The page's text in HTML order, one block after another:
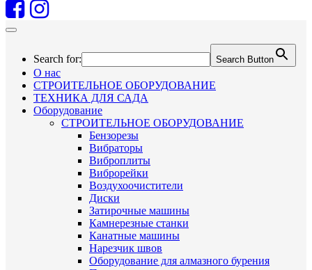
Search for: Search Button
О нас
СТРОИТЕЛЬНОЕ ОБОРУДОВАНИЕ
ТЕХНИКА ДЛЯ САДА
Оборудование
СТРОИТЕЛЬНОЕ ОБОРУДОВАНИЕ
Бензорезы
Вибраторы
Виброплиты
Виброрейки
Воздухоочистители
Диски
Затирочные машины
Камнерезные станки
Канатные машины
Нарезчик швов
Оборудование для алмазного бурения